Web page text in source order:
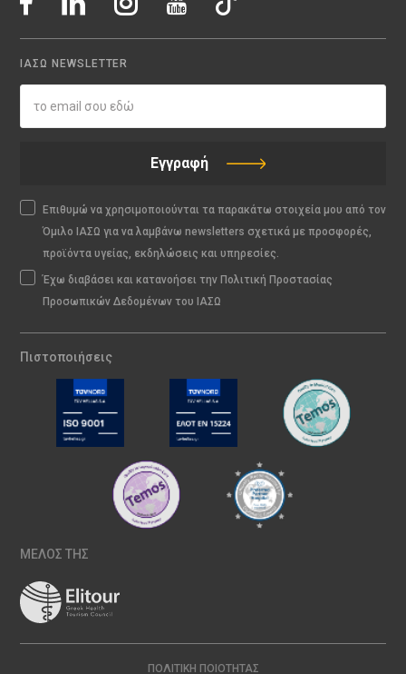
ΙΑΣΩ NEWSLETTER
Εγγραφή
Επιθυμώ να χρησιμοποιούνται τα παρακάτω στοιχεία μου από τον
Όμιλο ΙΑΣΩ για να λαμβάνω newsletters σχετικά με προσφορές,
προϊόντα υγείας, εκδηλώσεις και υπηρεσίες.
Έχω διαβάσει και κατανοήσει την Πολιτική Προστασίας
Προσωπικών Δεδομένων του ΙΑΣΩ
Πιστοποιήσεις
ΜΕΛΟΣ ΤΗΣ
ΠΟΛΙΤΙΚΉ ΠΟΙΌΤΗΤΑΣ